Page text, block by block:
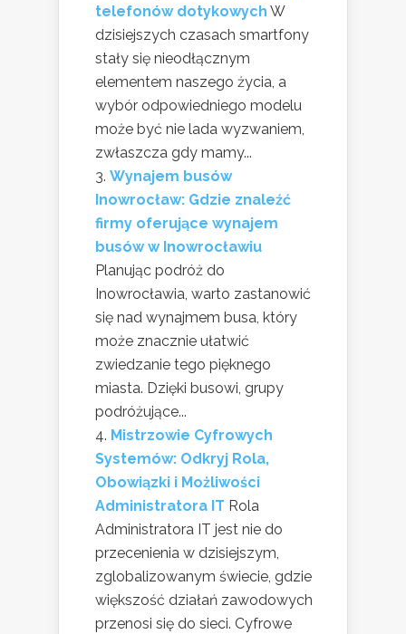
telefonów dotykowych W
dzisiejszych czasach smartfony
stały się nieodłącznym
elementem naszego życia, a
wybór odpowiedniego modelu
może być nie lada wyzwaniem,
zwłaszcza gdy mamy...
Wynajem busów
Inowrocław: Gdzie znaleźć
firmy oferujące wynajem
busów w Inowrocławiu
Planując podróż do
Inowrocławia, warto zastanowić
się nad wynajmem busa, który
może znacznie ułatwić
zwiedzanie tego pięknego
miasta. Dzięki busowi, grupy
podróżujące...
Mistrzowie Cyfrowych
Systemów: Odkryj Rola,
Obowiązki i Możliwości
Administratora IT Rola
Administratora IT jest nie do
przecenienia w dzisiejszym,
zglobalizowanym świecie, gdzie
większość działań zawodowych
przenosi się do sieci. Cyfrowe